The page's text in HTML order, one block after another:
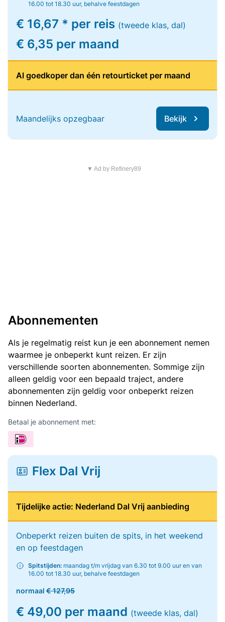
16.00 tot 18.30 uur, behalve feestdagen
€ 16,67 * per reis (tweede klas, dal)
€ 6,35 per maand
Al goedkoper dan één retourticket per maand
Maandelijks opzegbaar Bekijk
▼ Ad by Refinery89
Abonnementen
Als je regelmatig reist kun je een abonnement nemen
waarmee je onbeperkt kunt reizen. Er zijn
verschillende soorten abonnementen. Sommige zijn
alleen geldig voor een bepaald traject, andere
abonnementen zijn geldig voor onbeperkt reizen
binnen Nederland.
Betaal je abonnement met:
Flex Dal Vrij
Tijdelijke actie: Nederland Dal Vrij aanbieding
Onbeperkt reizen buiten de spits, in het weekend
en op feestdagen
Spitstijden: maandag t/m vrijdag van 6.30 tot 9.00 uur en van
16.00 tot 18.30 uur, behalve feestdagen
normaal € 127,95
€ 49,00 per maand (tweede klas, dal)